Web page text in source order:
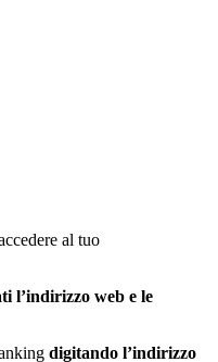
al tuo
l’indirizzo web e le
digitando l’indirizzo